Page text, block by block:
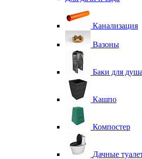
Канализация
Вазоны
Баки для душа
Кашпо
Компостер
Дачные